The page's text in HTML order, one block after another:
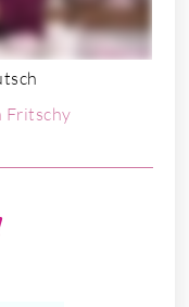
Fritschy